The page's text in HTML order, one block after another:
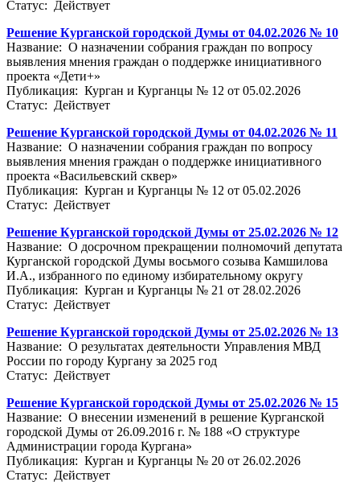
Статус: Действует
Решение Курганской городской Думы от 04.02.2026 № 10
Название: О назначении собрания граждан по вопросу
выявления мнения граждан о поддержке инициативного
проекта «Дети+»
Публикация: Курган и Курганцы № 12 от 05.02.2026
Статус: Действует
Решение Курганской городской Думы от 04.02.2026 № 11
Название: О назначении собрания граждан по вопросу
выявления мнения граждан о поддержке инициативного
проекта «Васильевский сквер»
Публикация: Курган и Курганцы № 12 от 05.02.2026
Статус: Действует
Решение Курганской городской Думы от 25.02.2026 № 12
Название: О досрочном прекращении полномочий депутата
Курганской городской Думы восьмого созыва Камшилова
И.А., избранного по единому избирательному округу
Публикация: Курган и Курганцы № 21 от 28.02.2026
Статус: Действует
Решение Курганской городской Думы от 25.02.2026 № 13
Название: О результатах деятельности Управления МВД
России по городу Кургану за 2025 год
Статус: Действует
Решение Курганской городской Думы от 25.02.2026 № 15
Название: О внесении изменений в решение Курганской
городской Думы от 26.09.2016 г. № 188 «О структуре
Администрации города Кургана»
Публикация: Курган и Курганцы № 20 от 26.02.2026
Статус: Действует